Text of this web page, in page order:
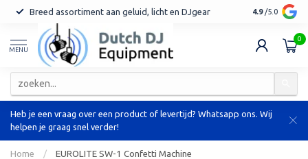
Breed assortiment aan geluid, licht en DJgear Tot 7 jaar
4.9 /5.0
MENU
0
Heb je een vraag over een product of levertijd? Whatsapp ons. Wij
helpen je graag snel verder!
Home / EUROLITE SW-1 Confetti Machine